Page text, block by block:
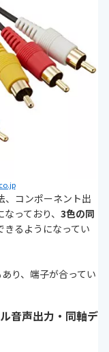
、コンポーネント出
っており、 3色の同
きるようになってい
あり、端子が合ってい
音声出力・同軸デ